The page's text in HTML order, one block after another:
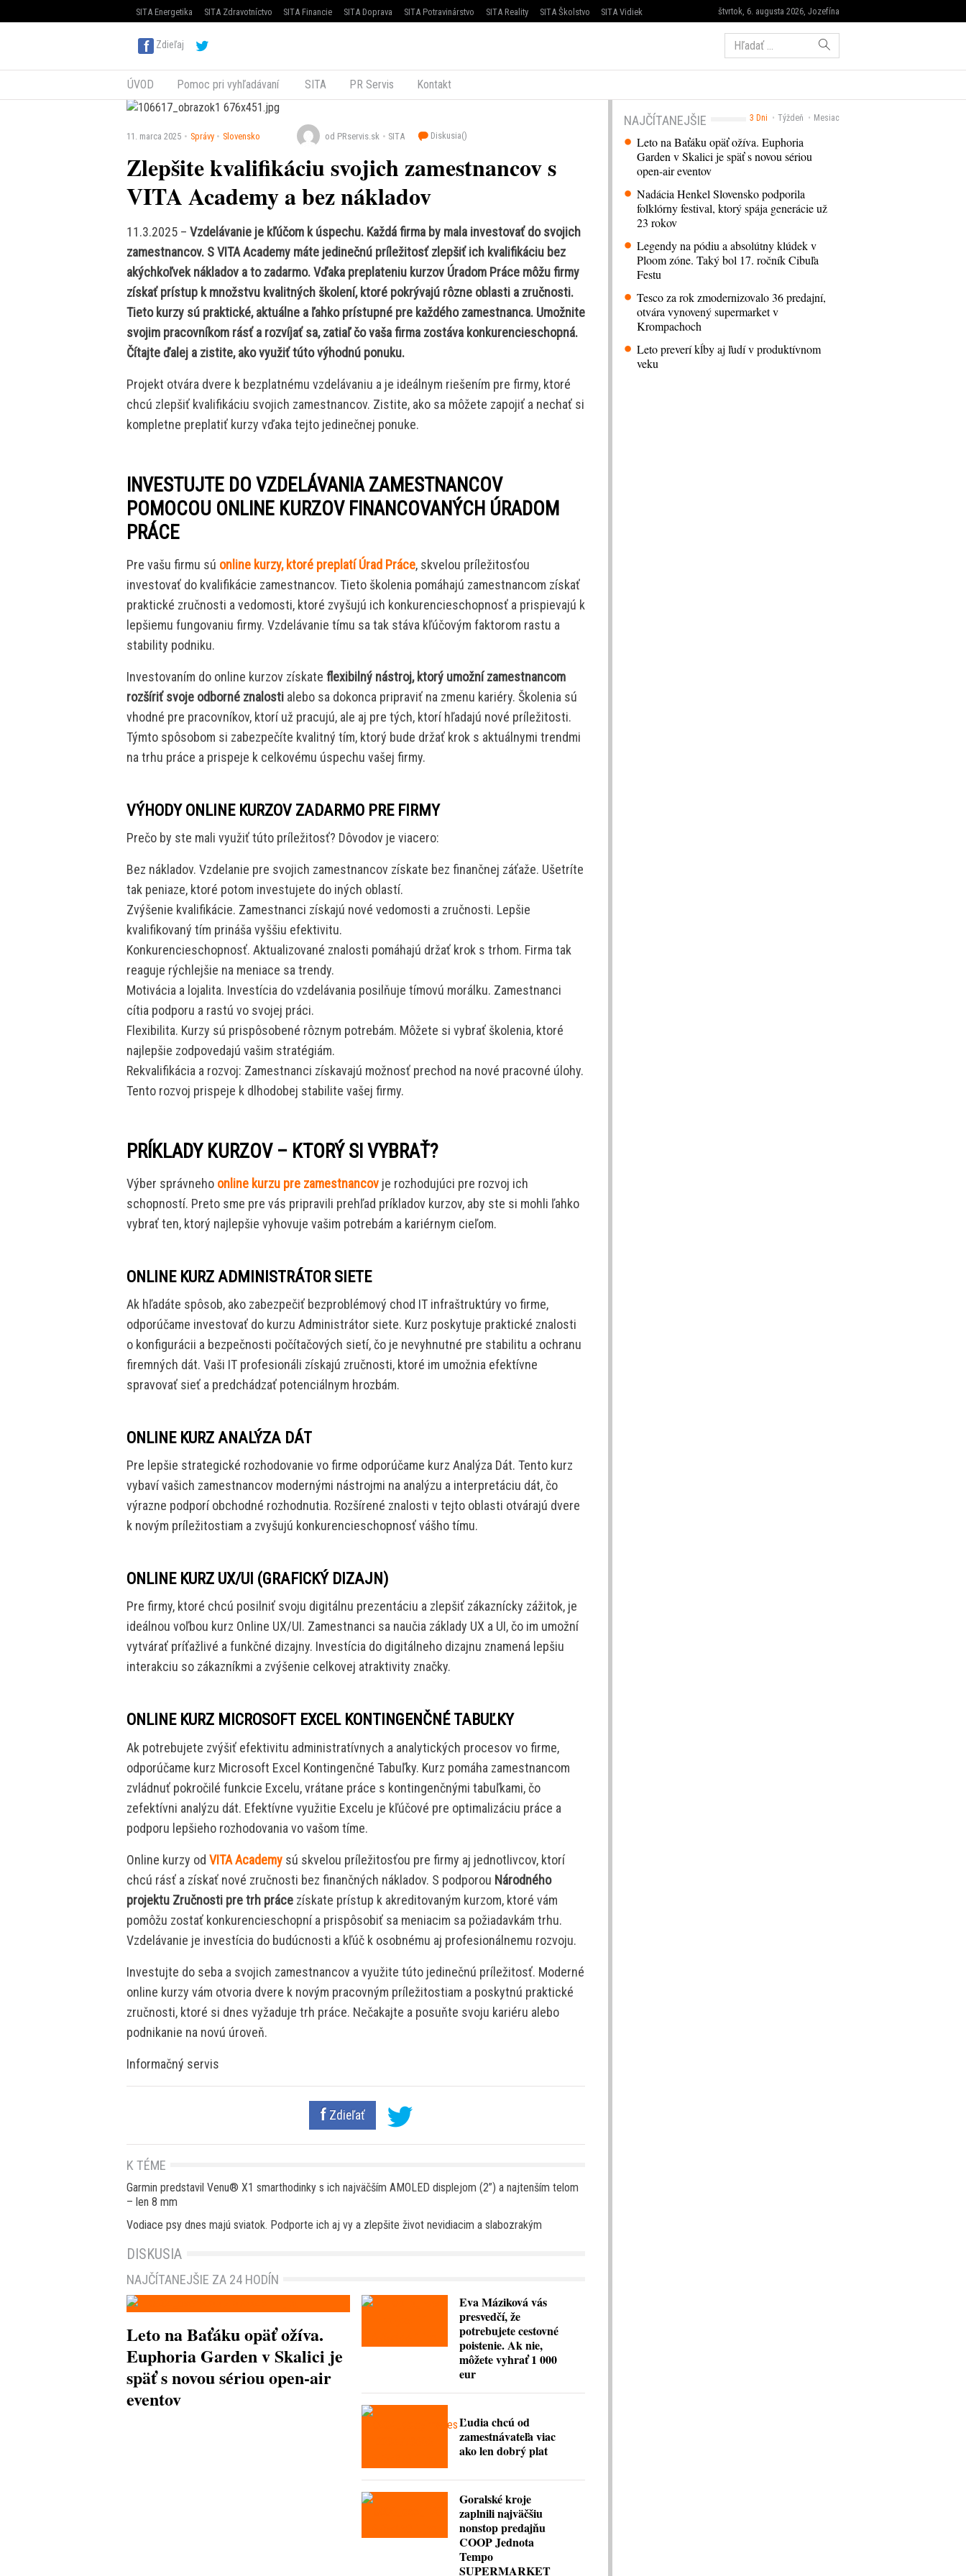
štvrtok, 6. augusta 2026, Jozefína
SITA Energetika SITA Zdravotníctvo SITA Financie SITA Doprava SITA Potravinárstvo SITA Reality SITA Školstvo SITA Vidiek
Zdieľaj Hľadať:
ÚVOD Pomoc pri vyhľadávaní SITA PR Servis Kontakt
11. marca 2025 Správy Slovensko od PRservis.sk SITA Diskusia()
Zlepšite kvalifikáciu svojich zamestnancov s
VITA Academy a bez nákladov
11.3.2025 – Vzdelávanie je kľúčom k úspechu. Každá firma by mala investovať do svojich
zamestnancov. S VITA Academy máte jedinečnú príležitosť zlepšiť ich kvalifikáciu bez
akýchkoľvek nákladov a to zadarmo. Vďaka preplateniu kurzov Úradom Práce môžu firmy
získať prístup k množstvu kvalitných školení, ktoré pokrývajú rôzne oblasti a zručnosti.
Tieto kurzy sú praktické, aktuálne a ľahko prístupné pre každého zamestnanca. Umožnite
svojim pracovníkom rásť a rozvíjať sa, zatiaľ čo vaša firma zostáva konkurencieschopná.
Čítajte ďalej a zistite, ako využiť túto výhodnú ponuku.
Projekt otvára dvere k bezplatnému vzdelávaniu a je ideálnym riešením pre firmy, ktoré
chcú zlepšiť kvalifikáciu svojich zamestnancov. Zistite, ako sa môžete zapojiť a nechať si
kompletne preplatiť kurzy vďaka tejto jedinečnej ponuke.
INVESTUJTE DO VZDELÁVANIA ZAMESTNANCOV
POMOCOU ONLINE KURZOV FINANCOVANÝCH ÚRADOM
PRÁCE
Pre vašu firmu sú online kurzy, ktoré preplatí Úrad Práce, skvelou príležitosťou
investovať do kvalifikácie zamestnancov. Tieto školenia pomáhajú zamestnancom získať
praktické zručnosti a vedomosti, ktoré zvyšujú ich konkurencieschopnosť a prispievajú k
lepšiemu fungovaniu firmy. Vzdelávanie tímu sa tak stáva kľúčovým faktorom rastu a
stability podniku.
Investovaním do online kurzov získate flexibilný nástroj, ktorý umožní zamestnancom
rozšíriť svoje odborné znalosti alebo sa dokonca pripraviť na zmenu kariéry. Školenia sú
vhodné pre pracovníkov, ktorí už pracujú, ale aj pre tých, ktorí hľadajú nové príležitosti.
Týmto spôsobom si zabezpečíte kvalitný tím, ktorý bude držať krok s aktuálnymi trendmi
na trhu práce a prispeje k celkovému úspechu vašej firmy.
VÝHODY ONLINE KURZOV ZADARMO PRE FIRMY
Prečo by ste mali využiť túto príležitosť? Dôvodov je viacero:
Bez nákladov. Vzdelanie pre svojich zamestnancov získate bez finančnej záťaže. Ušetríte
tak peniaze, ktoré potom investujete do iných oblastí.
Zvýšenie kvalifikácie. Zamestnanci získajú nové vedomosti a zručnosti. Lepšie
kvalifikovaný tím prináša vyššiu efektivitu.
Konkurencieschopnosť. Aktualizované znalosti pomáhajú držať krok s trhom. Firma tak
reaguje rýchlejšie na meniace sa trendy.
Motivácia a lojalita. Investícia do vzdelávania posilňuje tímovú morálku. Zamestnanci
cítia podporu a rastú vo svojej práci.
Flexibilita. Kurzy sú prispôsobené rôznym potrebám. Môžete si vybrať školenia, ktoré
najlepšie zodpovedajú vašim stratégiám.
Rekvalifikácia a rozvoj: Zamestnanci získavajú možnosť prechod na nové pracovné úlohy.
Tento rozvoj prispeje k dlhodobej stabilite vašej firmy.
PRÍKLADY KURZOV – KTORÝ SI VYBRAŤ?
Výber správneho online kurzu pre zamestnancov je rozhodujúci pre rozvoj ich
schopností. Preto sme pre vás pripravili prehľad príkladov kurzov, aby ste si mohli ľahko
vybrať ten, ktorý najlepšie vyhovuje vašim potrebám a kariérnym cieľom.
ONLINE KURZ ADMINISTRÁTOR SIETE
Ak hľadáte spôsob, ako zabezpečiť bezproblémový chod IT infraštruktúry vo firme,
odporúčame investovať do kurzu Administrátor siete. Kurz poskytuje praktické znalosti
o konfigurácii a bezpečnosti počítačových sietí, čo je nevyhnutné pre stabilitu a ochranu
firemných dát. Vaši IT profesionáli získajú zručnosti, ktoré im umožnia efektívne
spravovať sieť a predchádzať potenciálnym hrozbám.
ONLINE KURZ ANALÝZA DÁT
Pre lepšie strategické rozhodovanie vo firme odporúčame kurz Analýza Dát. Tento kurz
vybaví vašich zamestnancov modernými nástrojmi na analýzu a interpretáciu dát, čo
výrazne podporí obchodné rozhodnutia. Rozšírené znalosti v tejto oblasti otvárajú dvere
k novým príležitostiam a zvyšujú konkurencieschopnosť vášho tímu.
ONLINE KURZ UX/UI (GRAFICKÝ DIZAJN)
Pre firmy, ktoré chcú posilniť svoju digitálnu prezentáciu a zlepšiť zákaznícky zážitok, je
ideálnou voľbou kurz Online UX/UI. Zamestnanci sa naučia základy UX a UI, čo im umožní
vytvárať príťažlivé a funkčné dizajny. Investícia do digitálneho dizajnu znamená lepšiu
interakciu so zákazníkmi a zvýšenie celkovej atraktivity značky.
ONLINE KURZ MICROSOFT EXCEL KONTINGENČNÉ TABUĽKY
Ak potrebujete zvýšiť efektivitu administratívnych a analytických procesov vo firme,
odporúčame kurz Microsoft Excel Kontingenčné Tabuľky. Kurz pomáha zamestnancom
zvládnuť pokročilé funkcie Excelu, vrátane práce s kontingenčnými tabuľkami, čo
zefektívni analýzu dát. Efektívne využitie Excelu je kľúčové pre optimalizáciu práce a
podporu lepšieho rozhodovania vo vašom tíme.
Online kurzy od VITA Academy sú skvelou príležitosťou pre firmy aj jednotlivcov, ktorí
chcú rásť a získať nové zručnosti bez finančných nákladov. S podporou Národného
projektu Zručnosti pre trh práce získate prístup k akreditovaným kurzom, ktoré vám
pomôžu zostať konkurencieschopní a prispôsobiť sa meniacim sa požiadavkám trhu.
Vzdelávanie je investícia do budúcnosti a kľúč k osobnému aj profesionálnemu rozvoju.
Investujte do seba a svojich zamestnancov a využite túto jedinečnú príležitosť. Moderné
online kurzy vám otvoria dvere k novým pracovným príležitostiam a poskytnú praktické
zručnosti, ktoré si dnes vyžaduje trh práce. Nečakajte a posuňte svoju kariéru alebo
podnikanie na novú úroveň.
Informačný servis
Zdieľať
3 Dni Týždeň Mesiac
NAJČÍTANEJŠIE
Leto na Baťáku opäť ožíva. Euphoria
Garden v Skalici je späť s novou sériou
open-air eventov
Nadácia Henkel Slovensko podporila
folklórny festival, ktorý spája generácie už
23 rokov
Legendy na pódiu a absolútny klúdek v
Ploom zóne. Taký bol 17. ročník Cibuľa
Festu
Tesco za rok zmodernizovalo 36 predajní,
otvára vynovený supermarket v
Krompachoch
Leto preverí kĺby aj ľudí v produktívnom
veku
K TÉME
Garmin predstavil Venu® X1 smarthodinky s ich najväčším AMOLED displejom (2”) a najtenším telom
– len 8 mm
Vodiace psy dnes majú sviatok. Podporte ich aj vy a zlepšite život nevidiacim a slabozrakým
DISKUSIA
NAJČÍTANEJŠIE ZA 24 HODÍN
Leto na Baťáku opäť ožíva.
Euphoria Garden v Skalici je
späť s novou sériou open-air
eventov
Eva Máziková vás
presvedčí, že
potrebujete cestovné
poistenie. Ak nie,
môžete vyhrať 1 000
eur
Ľudia chcú od
zamestnávateľa viac
ako len dobrý plat
Goralské kroje
zaplnili najväčšiu
nonstop predajňu
COOP Jednota
Tempo
SUPERMARKET